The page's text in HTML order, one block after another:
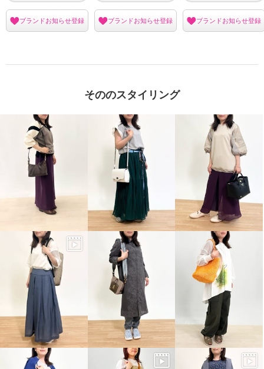
ブランドお知らせ登録 ブランドお知らせ登録 ブランドお知らせ登録
そののスタイリング